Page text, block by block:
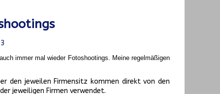
immer mal wieder Fotoshootings. Meine regelmäßigen
den jeweilen Firmensitz kommen direkt von den
jeweiligen Firmen verwendet.